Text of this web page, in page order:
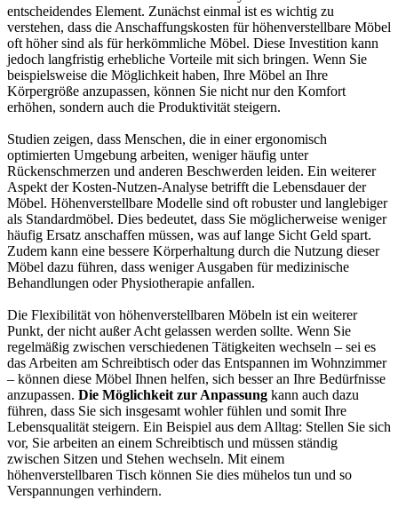
entscheidendes Element. Zunächst einmal ist es wichtig zu
verstehen, dass die Anschaffungskosten für höhenverstellbare Möbel
oft höher sind als für herkömmliche Möbel. Diese Investition kann
jedoch langfristig erhebliche Vorteile mit sich bringen. Wenn Sie
beispielsweise die Möglichkeit haben, Ihre Möbel an Ihre
Körpergröße anzupassen, können Sie nicht nur den Komfort
erhöhen, sondern auch die Produktivität steigern.
Studien zeigen, dass Menschen, die in einer ergonomisch
optimierten Umgebung arbeiten, weniger häufig unter
Rückenschmerzen und anderen Beschwerden leiden. Ein weiterer
Aspekt der Kosten-Nutzen-Analyse betrifft die Lebensdauer der
Möbel. Höhenverstellbare Modelle sind oft robuster und langlebiger
als Standardmöbel. Dies bedeutet, dass Sie möglicherweise weniger
häufig Ersatz anschaffen müssen, was auf lange Sicht Geld spart.
Zudem kann eine bessere Körperhaltung durch die Nutzung dieser
Möbel dazu führen, dass weniger Ausgaben für medizinische
Behandlungen oder Physiotherapie anfallen.
Die Flexibilität von höhenverstellbaren Möbeln ist ein weiterer
Punkt, der nicht außer Acht gelassen werden sollte. Wenn Sie
regelmäßig zwischen verschiedenen Tätigkeiten wechseln – sei es
das Arbeiten am Schreibtisch oder das Entspannen im Wohnzimmer
– können diese Möbel Ihnen helfen, sich besser an Ihre Bedürfnisse
anzupassen. Die Möglichkeit zur Anpassung kann auch dazu
führen, dass Sie sich insgesamt wohler fühlen und somit Ihre
Lebensqualität steigern. Ein Beispiel aus dem Alltag: Stellen Sie sich
vor, Sie arbeiten an einem Schreibtisch und müssen ständig
zwischen Sitzen und Stehen wechseln. Mit einem
höhenverstellbaren Tisch können Sie dies mühelos tun und so
Verspannungen verhindern.